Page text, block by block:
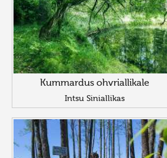
Kummardus ohvriallikale
Intsu Siniallikas